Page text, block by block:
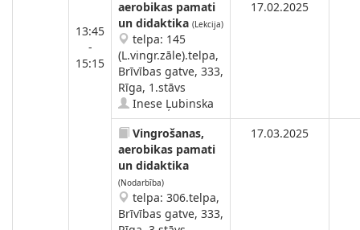
13:45
-
15:15
aerobikas pamati
un didaktika (Lekcija)
telpa: 145
(L.vingr.zāle).telpa,
Brīvības gatve, 333,
Rīga, 1.stāvs
Inese Ļubinska
17.02.2025
Vingrošanas,
aerobikas pamati
un didaktika
(Nodarbība)
telpa: 306.telpa,
Brīvības gatve, 333,
17.03.2025